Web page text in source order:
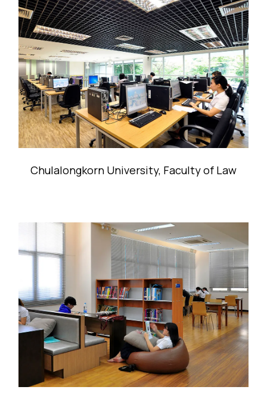
Chulalongkorn University, Faculty of Law